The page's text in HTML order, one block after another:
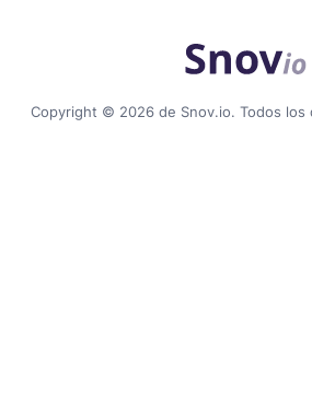
Copyright © 2026 de Snov.io. Todos los